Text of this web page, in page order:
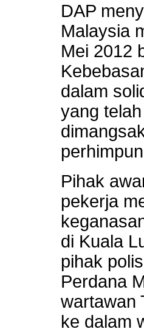
DAP
Malaysia
Mei 2012
dalam
yang
Pihak
pekerja
di Kuala
pihak
Perdana
wartawan
ke dalam